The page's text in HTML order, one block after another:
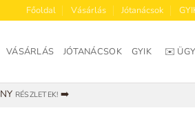
Főoldal Vásárlás Jótanácsok
VÁSÁRLÁS JÓTANÁCSOK GYIK ✉️
RÉSZLETEK! ➡️